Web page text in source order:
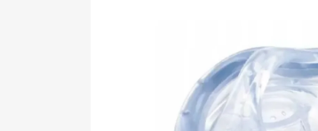
hvězdiček.